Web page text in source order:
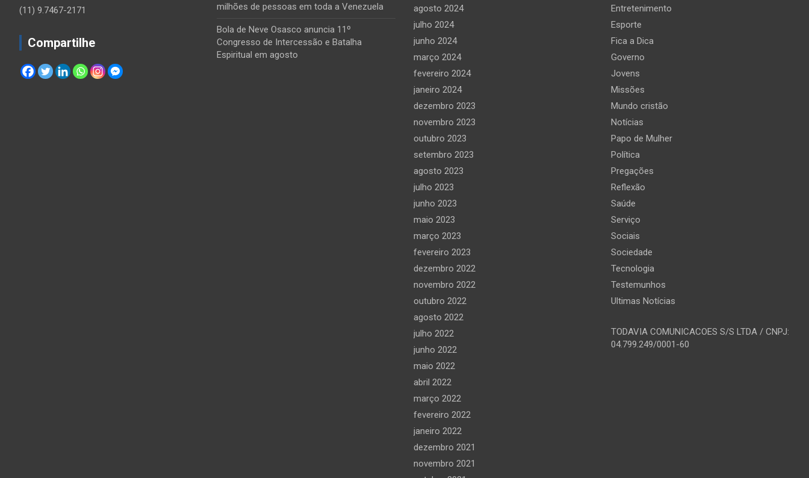
(11) 9.7467-2171
Compartilhe
milhões de pessoas em toda a Venezuela
Bola de Neve Osasco anuncia 11º
Congresso de Intercessão e Batalha
Espiritual em agosto
agosto 2024
julho 2024
junho 2024
março 2024
fevereiro 2024
janeiro 2024
dezembro 2023
novembro 2023
outubro 2023
setembro 2023
agosto 2023
julho 2023
junho 2023
maio 2023
março 2023
fevereiro 2023
dezembro 2022
novembro 2022
outubro 2022
agosto 2022
julho 2022
junho 2022
maio 2022
abril 2022
março 2022
fevereiro 2022
janeiro 2022
dezembro 2021
novembro 2021
Entretenimento
Esporte
Fica a Dica
Governo
Jovens
Missões
Mundo cristão
Notícias
Papo de Mulher
Política
Pregações
Reflexão
Saúde
Serviço
Sociais
Sociedade
Tecnologia
Testemunhos
Ultimas Notícias
TODAVIA COMUNICACOES S/S LTDA / CNPJ:
04.799.249/0001-60